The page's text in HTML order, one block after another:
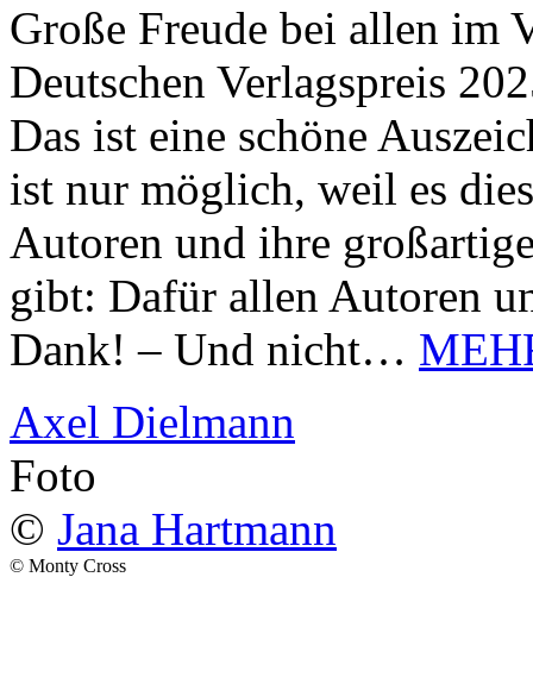
Große Freude bei allen im
Deutschen Verlagspreis
Das ist eine schöne
ist nur möglich, weil es
Autoren und ihre
gibt: Dafür allen Autoren
Dank! – Und nicht…
Axel Dielmann
Foto
© Jana Hartmann
© Monty Cross